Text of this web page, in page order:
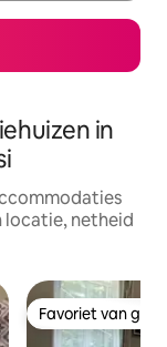
in
locatie, netheid
Favoriet van
Favoriet van